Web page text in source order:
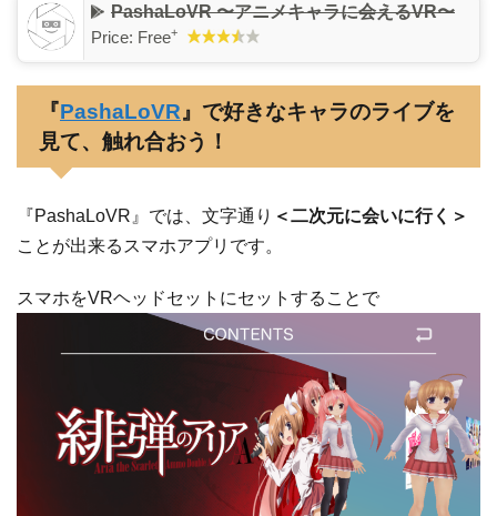
PashaLoVR 〜アニメキャラに会えるVR〜
Price: Free+
『PashaLoVR』で好きなキャラのライブを
見て、触れ合おう！
『PashaLoVR』では、文字通り ＜二次元に会いに行く＞
ことが出来るスマホアプリです。
スマホをVRヘッドセットにセットすることで